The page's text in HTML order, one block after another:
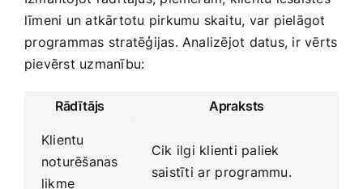
līmeni un atkārtotu pirkumu skaitu, var pielāgot
⁣programmas stratēģijas. Analizējot datus, ir vērts
pievērst‌ uzmanību:
Rādītājs Apraksts
Klientu
noturēšanas
‍likme
Cik ilgi klienti paliek
saistīti ⁣ar ⁢programmu.